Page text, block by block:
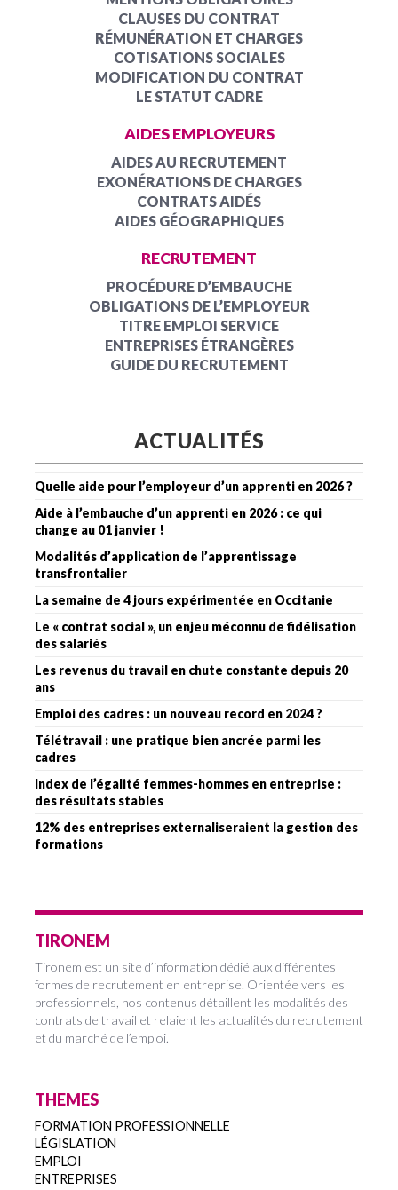
CLAUSES DU CONTRAT
RÉMUNÉRATION ET CHARGES
COTISATIONS SOCIALES
MODIFICATION DU CONTRAT
LE STATUT CADRE
AIDES EMPLOYEURS
AIDES AU RECRUTEMENT
EXONÉRATIONS DE CHARGES
CONTRATS AIDÉS
AIDES GÉOGRAPHIQUES
RECRUTEMENT
PROCÉDURE D’EMBAUCHE
OBLIGATIONS DE L’EMPLOYEUR
TITRE EMPLOI SERVICE
ENTREPRISES ÉTRANGÈRES
GUIDE DU RECRUTEMENT
ACTUALITÉS
Quelle aide pour l’employeur d’un apprenti en 2026 ?
Aide à l’embauche d’un apprenti en 2026 : ce qui
change au 01 janvier !
Modalités d’application de l’apprentissage
transfrontalier
La semaine de 4 jours expérimentée en Occitanie
Le « contrat social », un enjeu méconnu de fidélisation
des salariés
Les revenus du travail en chute constante depuis 20
ans
Emploi des cadres : un nouveau record en 2024 ?
Télétravail : une pratique bien ancrée parmi les
cadres
Index de l’égalité femmes-hommes en entreprise :
des résultats stables
12% des entreprises externaliseraient la gestion des
formations
TIRONEM
Tironem est un site d’information dédié aux différentes
formes de recrutement en entreprise. Orientée vers les
professionnels, nos contenus détaillent les modalités des
contrats de travail et relaient les actualités du recrutement
et du marché de l’emploi.
THEMES
FORMATION PROFESSIONNELLE
LÉGISLATION
EMPLOI
ENTREPRISES